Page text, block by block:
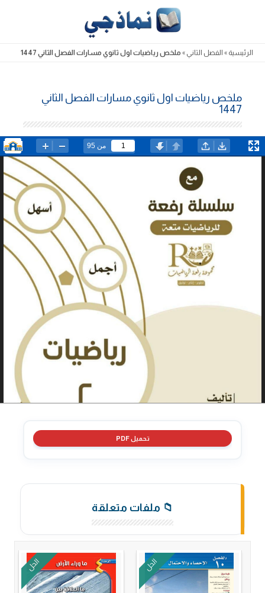
Skip
to
content
الرئيسية » الفصل الثاني » ملخص رياضيات اول ثانوي مسارات الفصل الثاني 1447
ملخص رياضيات اول ثانوي مسارات الفصل الثاني
1447
تحميل PDF
📁 ملفات متعلقة
الحل الحل